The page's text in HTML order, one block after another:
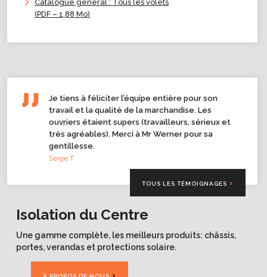
Catalogue général : Tous les volets
(PDF – 1,88 Mo)
Je tiens à féliciter l’équipe entière pour son
travail et la qualité de la marchandise. Les
ouvriers étaient supers (travailleurs, sérieux et
très agréables). Merci à Mr Werner pour sa
gentillesse.
Serge T.
TOUS LES TÉMOIGNAGES
Isolation du Centre
Une gamme complète, les meilleurs produits: châssis,
portes, verandas et protections solaire.